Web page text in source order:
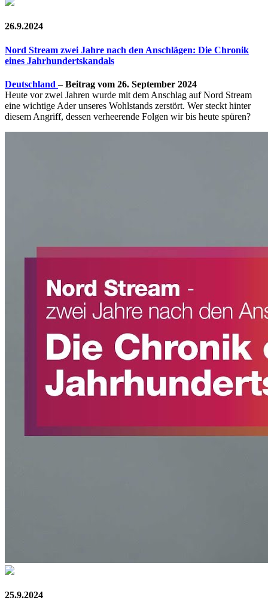
26.9.2024
Nord Stream zwei Jahre nach den Anschlägen: Die Chronik
eines Jahrhundertskandals
Deutschland – Beitrag vom 26. September 2024
Heute vor zwei Jahren wurde mit dem Anschlag auf Nord Stream
eine wichtige Ader unseres Wohlstands zerstört. Wer steckt hinter
diesem Angriff, dessen verheerende Folgen wir bis heute spüren?
25.9.2024